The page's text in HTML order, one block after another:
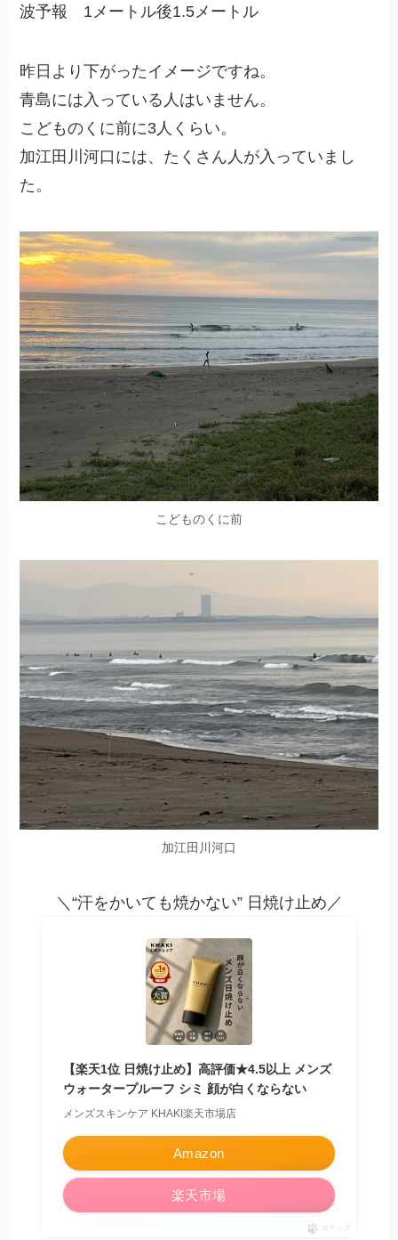
波予報 1メートル後1.5メートル
昨日より下がったイメージですね。
青島には入っている人はいません。
こどものくに前に3人くらい。
加江田川河口には、たくさん人が入っていまし
た。
こどものくに前
加江田川河口
＼“汗をかいても焼かない” 日焼け止め／
【楽天1位 日焼け止め】高評価★4.5以上 メンズ
ウォータープルーフ シミ 顔が白くならない
メンズスキンケア KHAKI楽天市場店
Amazon
楽天市場
ポチップ